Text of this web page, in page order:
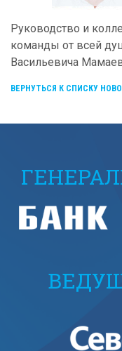
Руководство и
команды от всей
Васильевича
ВЕРНУТЬСЯ К СПИСКУ